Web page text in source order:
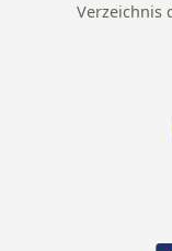
Verzeichnis